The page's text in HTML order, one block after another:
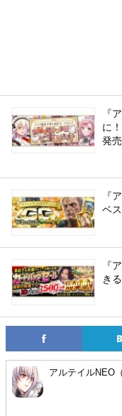
『
に
発売
『
ベ
『
き
アルテイルNEO